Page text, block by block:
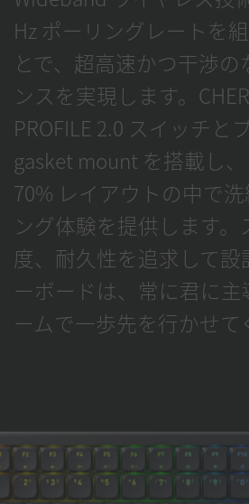
Hz ポーリングレートを
とで、超高速かつ干渉
ンスを実現します。
PROFILE 2.0 スイッチと
gasket mount を搭載し
70% レイアウトの中で
ング体験を提供します。
度、耐久性を追求して設
ーボードは、常に君に
ームで一歩先を行かせて